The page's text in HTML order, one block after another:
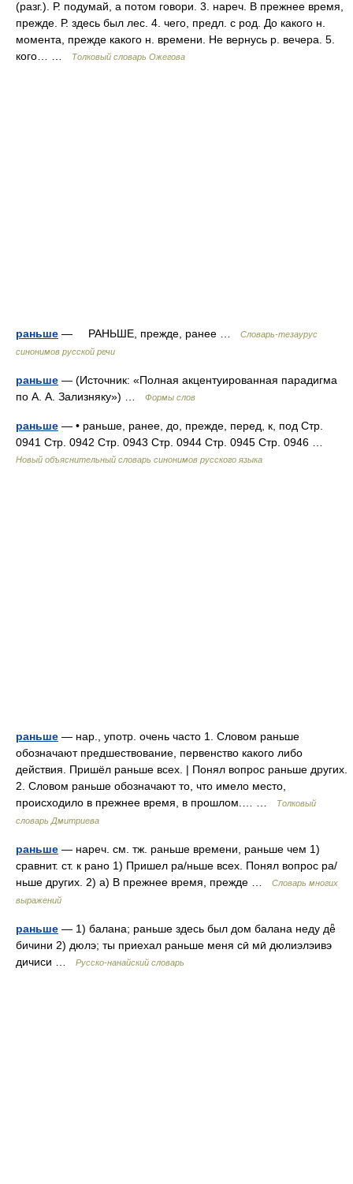
(разг.). Р. подумай, а потом говори. 3. нареч. В прежнее время,
прежде. Р. здесь был лес. 4. чего, предл. с род. До какого н.
момента, прежде какого н. времени. Не вернусь р. вечера. 5.
кого… …
Толковый словарь Ожегова
раньше — РАНЬШЕ, прежде, ранее …
Словарь-тезаурус
синонимов русской речи
раньше — (Источник: «Полная акцентуированная парадигма
по А. А. Зализняку») …
Формы слов
раньше — • раньше, ранее, до, прежде, перед, к, под Стр.
0941 Стр. 0942 Стр. 0943 Стр. 0944 Стр. 0945 Стр. 0946 …
Новый объяснительный словарь синонимов русского языка
раньше — нар., употр. очень часто 1. Словом раньше
обозначают предшествование, первенство какого либо
действия. Пришёл раньше всех. | Понял вопрос раньше других.
2. Словом раньше обозначают то, что имело место,
происходило в прежнее время, в прошлом.… …
Толковый
словарь Дмитриева
раньше — нареч. см. тж. раньше времени, раньше чем 1)
сравнит. ст. к рано 1) Пришел ра/ньше всех. Понял вопрос ра/
ньше других. 2) а) В прежнее время, прежде …
Словарь многих
выражений
раньше — 1) балана; раньше здесь был дом балана неду дё̄
бичини 2) дюлэ; ты приехал раньше меня сӣ мӣ дюлиэлэивэ
дичиси …
Русско-нанайский словарь